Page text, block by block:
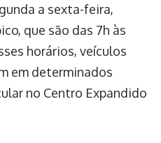
a sexta-feira,
que são das 7h às
horários, veículos
em determinados
no Centro Expandido